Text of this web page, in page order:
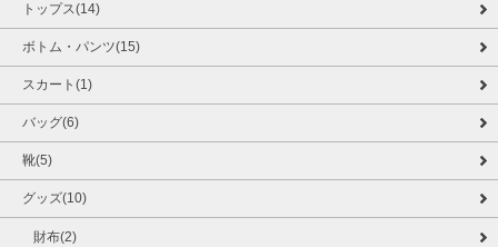
トップス(14)
ボトム・パンツ(15)
スカート(1)
バッグ(6)
靴(5)
グッズ(10)
財布(2)